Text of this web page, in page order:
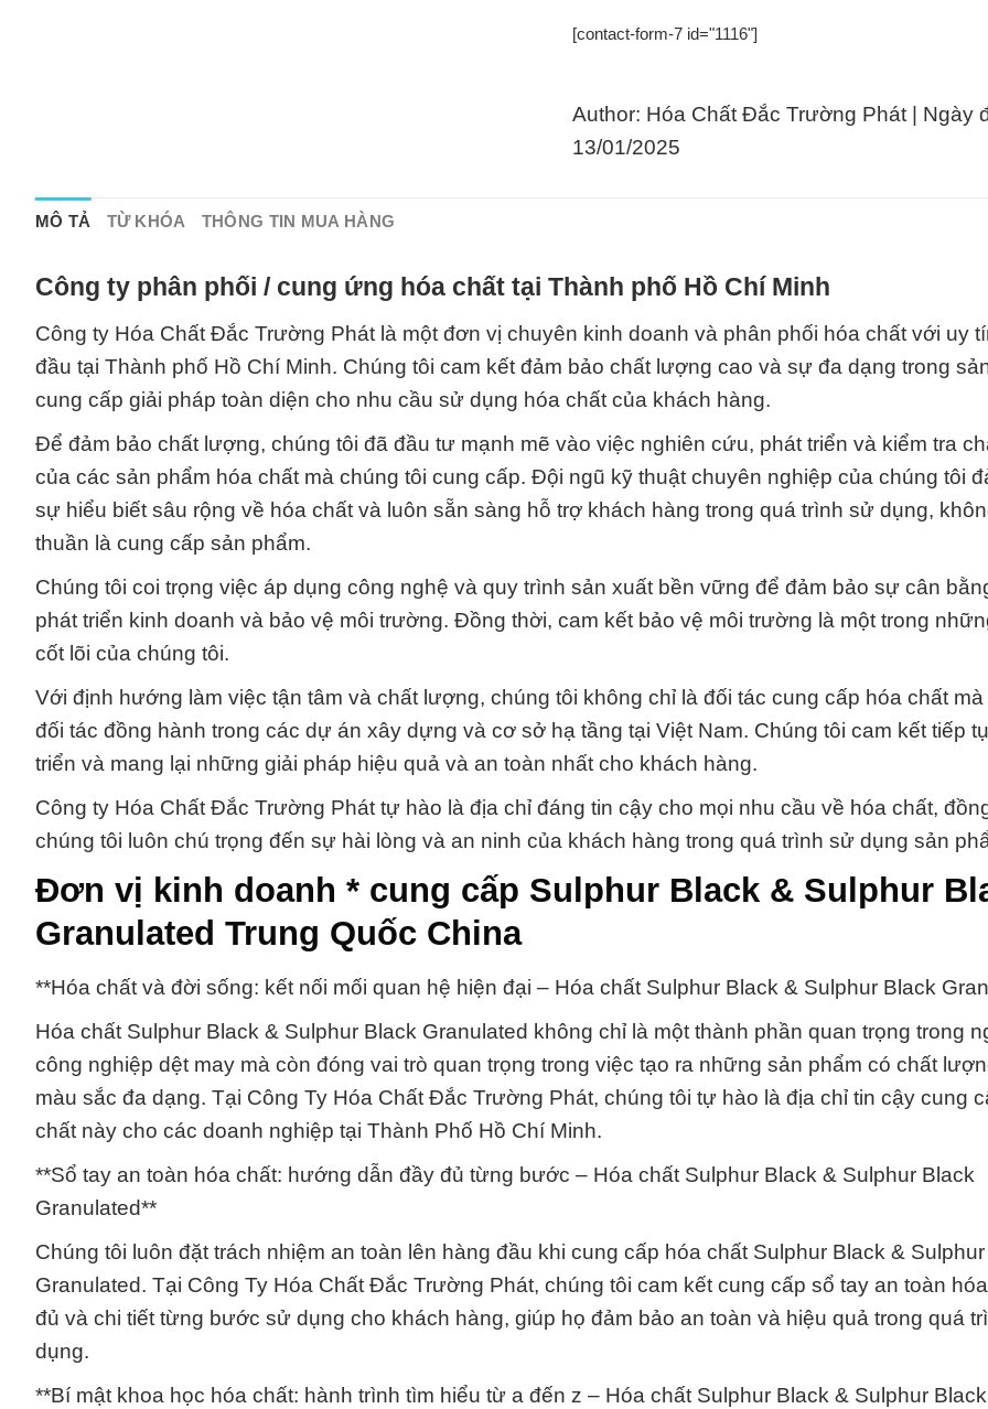
[contact-form-7 id="1116"]
Author: Hóa Chất Đắc Trường Phát | Ngày
13/01/2025
MÔ TẢ TỪ KHÓA THÔNG TIN MUA HÀNG
Công ty phân phối / cung ứng hóa chất tại Thành phố Hồ Chí Minh
Công ty Hóa Chất Đắc Trường Phát là một đơn vị chuyên kinh doanh và phân phối hóa chất với uy
đầu tại Thành phố Hồ Chí Minh. Chúng tôi cam kết đảm bảo chất lượng cao và sự đa dạng trong
cung cấp giải pháp toàn diện cho nhu cầu sử dụng hóa chất của khách hàng.
Để đảm bảo chất lượng, chúng tôi đã đầu tư mạnh mẽ vào việc nghiên cứu, phát triển và kiểm tra
của các sản phẩm hóa chất mà chúng tôi cung cấp. Đội ngũ kỹ thuật chuyên nghiệp của chúng tôi
sự hiểu biết sâu rộng về hóa chất và luôn sẵn sàng hỗ trợ khách hàng trong quá trình sử dụng,
thuần là cung cấp sản phẩm.
Chúng tôi coi trọng việc áp dụng công nghệ và quy trình sản xuất bền vững để đảm bảo sự cân
phát triển kinh doanh và bảo vệ môi trường. Đồng thời, cam kết bảo vệ môi trường là một trong
cốt lõi của chúng tôi.
Với định hướng làm việc tận tâm và chất lượng, chúng tôi không chỉ là đối tác cung cấp hóa chất mà
đối tác đồng hành trong các dự án xây dựng và cơ sở hạ tầng tại Việt Nam. Chúng tôi cam kết tiếp
triển và mang lại những giải pháp hiệu quả và an toàn nhất cho khách hàng.
Công ty Hóa Chất Đắc Trường Phát tự hào là địa chỉ đáng tin cậy cho mọi nhu cầu về hóa chất,
chúng tôi luôn chú trọng đến sự hài lòng và an ninh của khách hàng trong quá trình sử dụng sản
Đơn vị kinh doanh * cung cấp Sulphur Black & Sulphur
Granulated Trung Quốc China
**Hóa chất và đời sống: kết nối mối quan hệ hiện đại – Hóa chất Sulphur Black & Sulphur Black
Hóa chất Sulphur Black & Sulphur Black Granulated không chỉ là một thành phần quan trọng trong
công nghiệp dệt may mà còn đóng vai trò quan trọng trong việc tạo ra những sản phẩm có chất
màu sắc đa dạng. Tại Công Ty Hóa Chất Đắc Trường Phát, chúng tôi tự hào là địa chỉ tin cậy cung
chất này cho các doanh nghiệp tại Thành Phố Hồ Chí Minh.
**Sổ tay an toàn hóa chất: hướng dẫn đầy đủ từng bước – Hóa chất Sulphur Black & Sulphur Black
Granulated**
Chúng tôi luôn đặt trách nhiệm an toàn lên hàng đầu khi cung cấp hóa chất Sulphur Black &
Granulated. Tại Công Ty Hóa Chất Đắc Trường Phát, chúng tôi cam kết cung cấp sổ tay an toàn
đủ và chi tiết từng bước sử dụng cho khách hàng, giúp họ đảm bảo an toàn và hiệu quả trong quá
dụng.
**Bí mật khoa học hóa chất: hành trình tìm hiểu từ a đến z – Hóa chất Sulphur Black & Sulphur Black